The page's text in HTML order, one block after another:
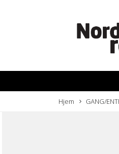
Hjem GANG/